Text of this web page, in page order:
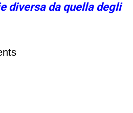
diversa da quella degli